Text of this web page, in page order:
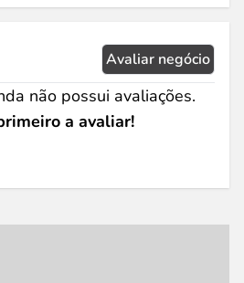
Avaliar negócio
não possui avaliações.
a avaliar!